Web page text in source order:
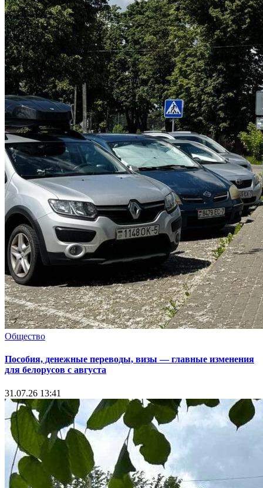
Общество
Пособия, денежные переводы, визы — главные изменения
для белорусов с августа
31.07.26 13:41